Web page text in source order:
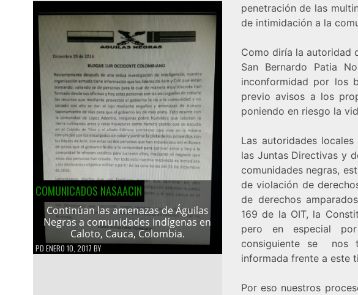
COMUNICADOS NASAACIN
Continúan las amenazas de Águilas
Negras a comunidades indígenas en
Caloto, Cauca, Colombia.
PD ENERO 10, 2017 BY
penetración de las
de intimidación a la
Como diría la autoridad
San Bernardo Patia
inconformidad por los
previo avisos a los
poniendo en riesgo la
Las autoridades
las Juntas Directivas y
comunidades negras,
de violación de
de derechos
169 de la OIT, la
pero en especial
consiguiente se nos
informada frente a este
Por eso nuestros